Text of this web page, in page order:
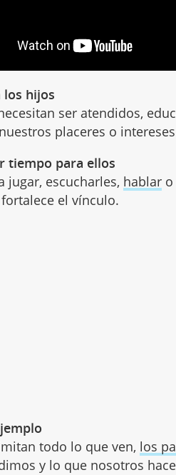
los hijos
ser atendidos,
placeres o
tiempo para ellos
jugar, escucharles, hablar
el vínculo.
todo lo que ven, los
y lo que nosotros